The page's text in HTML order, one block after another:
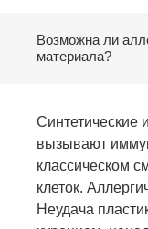
Возможна ли
материала?
Синтетические
вызывают
классическом
клеток.
Неудача